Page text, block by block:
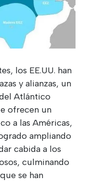
los EE.UU. han
y alianzas, un
Atlántico
ofrecen un
a las Américas,
ampliando
cabida a los
culminando
se han